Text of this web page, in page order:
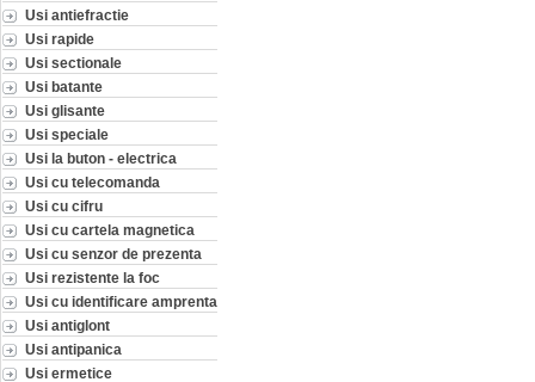
Usi antiefractie
Usi rapide
Usi sectionale
Usi batante
Usi glisante
Usi speciale
Usi la buton - electrica
Usi cu telecomanda
Usi cu cifru
Usi cu cartela magnetica
Usi cu senzor de prezenta
Usi rezistente la foc
Usi cu identificare amprenta
Usi antiglont
Usi antipanica
Usi ermetice